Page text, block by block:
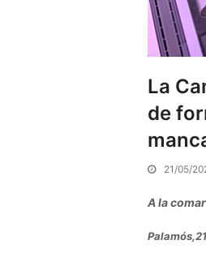
La
de
21/05/
A la